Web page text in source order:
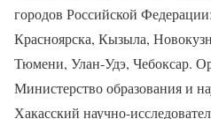
городов Российской
Красноярска, Кызыла,
Тюмени, Улан-Удэ, Чебоксар.
Министерство образования и
Хакасский научно-